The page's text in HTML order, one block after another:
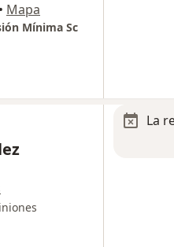
• Mapa
Mínima Sc
La